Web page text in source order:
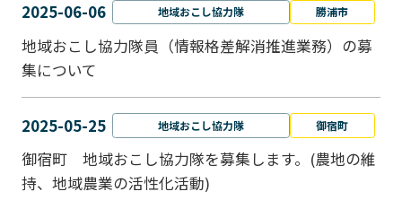
2025-06-06 地域おこし協力隊 勝浦市
地域おこし協力隊員（情報格差解消推進業務）の募
集について
2025-05-25 地域おこし協力隊 御宿町
御宿町 地域おこし協力隊を募集します。(農地の維
持、地域農業の活性化活動)